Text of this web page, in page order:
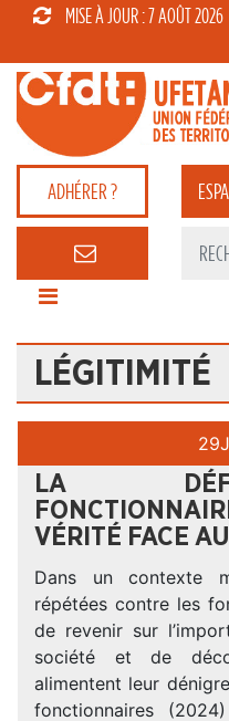
MISE À JOUR : 7 AOÛT 2026
ADHÉRER ?
LÉGITIMITÉ
29
LA
VÉRITÉ FACE
Dans un contexte
répétées contre les
de revenir sur
société et de
alimentent leur
fonctionnaires